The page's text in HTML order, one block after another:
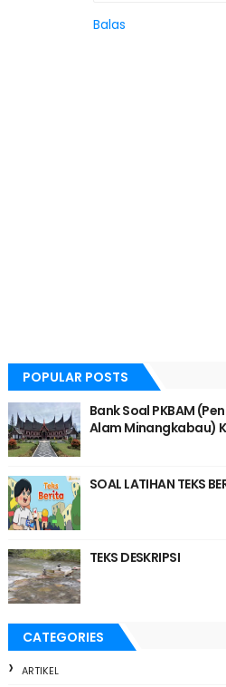
Balas
POPULAR POSTS
Bank Soal PKBAM
Alam Minangkabau)
SOAL LATIHAN TEKS
TEKS DESKRIPSI
CATEGORIES
ARTIKEL